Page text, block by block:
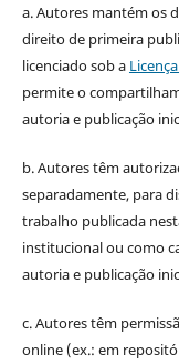
a. Autores mantém os
direito de primeira
licenciado sob a
permite o
autoria e publicação
b. Autores têm
separadamente, para
trabalho publicada
institucional ou como
autoria e publicação
c. Autores têm
online (ex.: em